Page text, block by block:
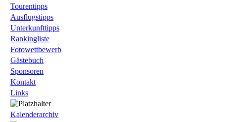
Tourentipps
Ausflugstipps
Unterkunfttipps
Rankingliste
Fotowettbewerb
Gästebuch
Sponsoren
Kontakt
Links
Kalenderarchiv